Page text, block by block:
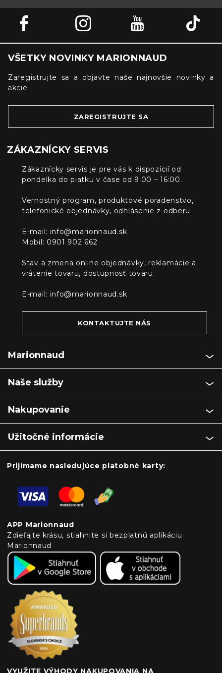
VŠETKY NOVINKY MARIONNAUD
Zaregistrujte sa a objavte naše najnovšie novinky a
akcie
ZAREGISTRUJTE SA
ZÁKAZNÍCKY SERVIS
Zákaznícky servis je pre vás k dispozícií od
pondelka do piatku v čase od 9:00 – 16:00.
Vernostný program, produktové poradenstvo,
telefonické objednávky, odhlásenie z odberu:
E-mail: info@marionnaud.sk
Mobil: 0901 902 662
Stav a zmena online objednávky, reklamácie a
vrátenie tovaru, dostupnosť tovaru:
E-mail: info@marionnaud.sk
KONTAKTUJTE NÁS
Marionnaud
Naše služby
Nakupovanie
Užitočné informácie
Prijímame nasledujúce platobné karty:
APP Marionnaud
Zdieľajte krásu, stiahnite si bezplatnú aplikáciu
Marionnaud
VYUŽITE VÝHODY NAKUPOVANIA NA